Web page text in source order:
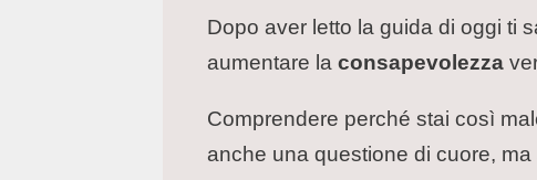
Dopo aver letto la guida di oggi ti
aumentare la consapevolezza
Comprendere perché stai così
anche una questione di cuore, ma